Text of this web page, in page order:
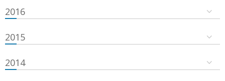
2016
2015
2014